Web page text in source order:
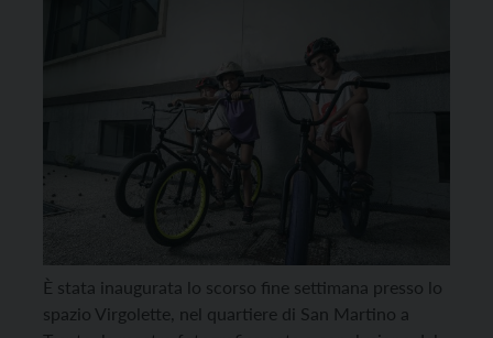
È stata inaugurata lo scorso fine settimana presso lo
spazio Virgolette, nel quartiere di San Martino a